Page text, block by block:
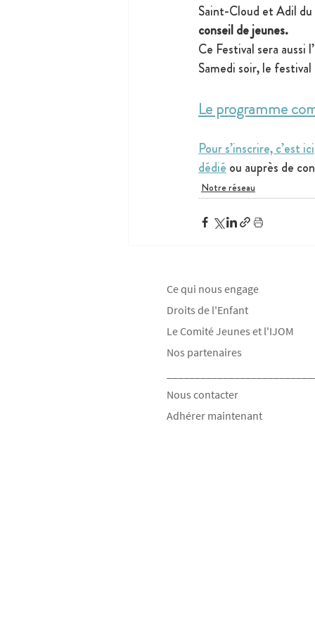
Saint-Cloud et Adil
conseil de jeunes.
Ce Festival sera aussi
Samedi soir, le
Le programme
Pour s’inscrire, c’est ici
dédié ou auprès de
Notre réseau
Ce qui nous engage
Droits de l'Enfant
Le Comité Jeunes et l'IJOM
Nos partenaires
Nous contacter
Adhérer maintenant